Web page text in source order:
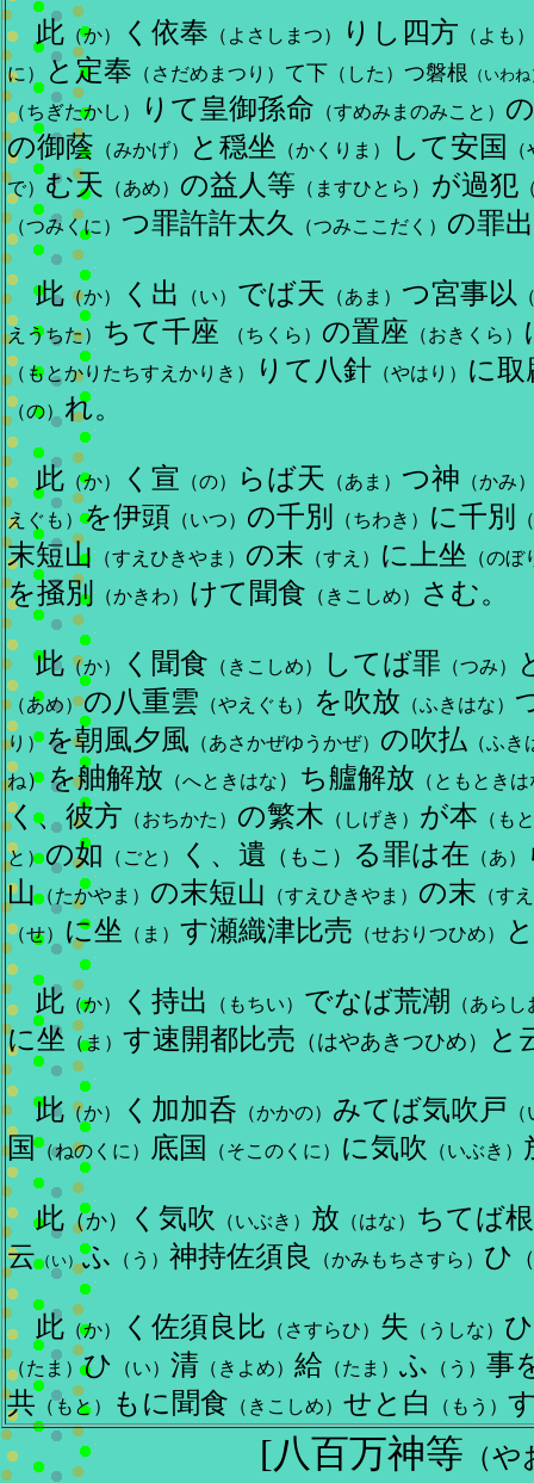
此 （か） く依奉 （よさしまつ） りし四方 （よも）
に）
と定奉 （さだめまつり） て下 （した） つ磐根 （いわ
（ちぎたかし） りて皇御孫命 （すめみまのみこと）
の御蔭（みかげ） と穏坐 （かくりま） して安国
で） む天 （あめ） の益人等 （ますひとら ） が過犯
（つみくに） つ罪許許太久 （つみここだく） の罪出
此 （か） く出 （い） でば天 （あま） つ宮事以
えうちた）
ちて千座 （ちくら） の置座 （おきくら）
（もとかりたちすえかりき） りて八針 （やはり） に取
（の） れ。
此 （か） く宣 （の） らば天 （あま） つ神 （かみ
えぐも）を伊頭 （いつ） の千別 （ちわき） に千別
末短山（すえひきやま） の末 （すえ） に上坐 （のぼ
を掻別（かきわ） けて聞食 （きこしめ） さむ。
此 （か） く聞食 （きこしめ） してば罪 （つみ）
（あめ）の八重雲 （やえぐも） を吹放 （ふきはな）
り）を朝風夕風 （あさかぜゆうかぜ） の吹払 （ふき
ね ） を舳解放 （へときはな ） ち艫解放 （ともとき
く、彼方 （おちかた） の繁木 （しげき） が本 （も
と）の如 （ごと） く、遺 （もこ） る罪は在 （あ）
山（たかやま） の末短山 （すえひきやま） の末 （す
（せ）
に坐 （ま） す瀬織津比売 （せおりつひめ）
此 （か） く持出 （もちい） でなば荒潮 （あらし
に坐 （ま） す速開都比売 （はやあきつひめ） と
此 （か） く加加呑 （かかの） みてば気吹戸
国（ねのくに） 底国 （そこのくに） に気吹 （いぶき）
此 （か） く気吹 （いぶき） 放 （はな）
ちてば
云（い）ふ （う） 神持佐須良 （かみもちさすら） ひ
此 （か） く佐須良比 （さすらひ） 失 （うしな） ひ
（たま）ひ （い） 清 （きよめ） 給 （たま） ふ （う） 事
共 （もと） もに聞食 （きこしめ） せと白 （もう）
[八百万神等 （